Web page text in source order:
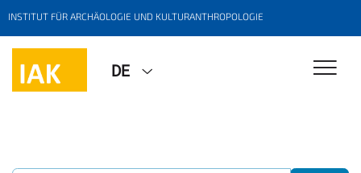
INSTITUT FÜR ARCHÄOLOGIE UND KULTURANTHROPOLOGIE
DE